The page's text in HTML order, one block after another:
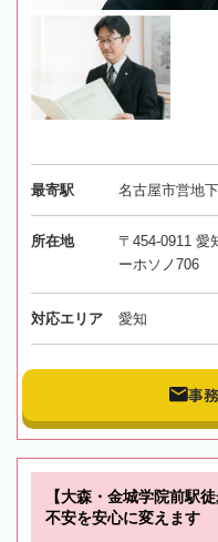
最寄駅 名古屋市営地
所在地
〒454-0911 愛
ーホソノ706
対応エリア 愛知
事
【大森・金城学院前駅
不安を安心に変えます